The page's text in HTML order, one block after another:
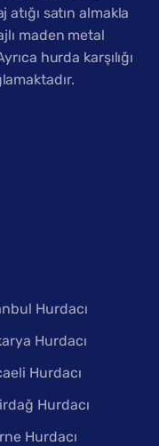
satın almakla
maden metal
hurda karşılığı
Hurdacı
Hurdacı
Hurdacı
Hurdacı
Hurdacı